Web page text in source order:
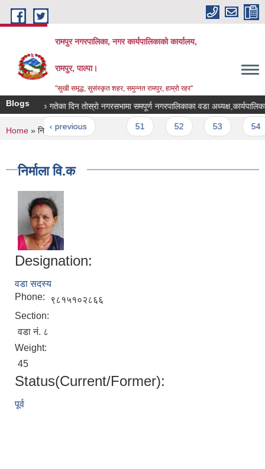
Skip to main content
रामपुर नगरपालिका, नगर कार्यपालिकाको कार्यालय,
रामपुर, पाल्पा।
"सुखी समृद्ध, सुसंस्कृत शहर, समुन्नत रामपुर, हाम्रो रहर"
Blogs मिति २०७५।०३।१० गतेका दिन ताेस्राे नगरसभामा समपूर्ण नगरपालिकाका
‹ previous
You are here
Home » निर्माला वि.क
निर्माला वि.क
Designation:
वडा सदस्य
Phone:
९८१५१०२८६६
Section:
वडा नं. ८
Weight:
45
Status(Current/Former):
पूर्व